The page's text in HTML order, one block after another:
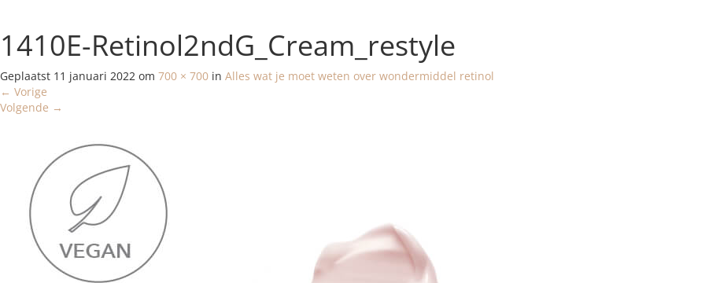
1410E-Retinol2ndG_Cream_restyle
Geplaatst 11 januari 2022 om 700 × 700 in Alles wat je moet weten over wondermiddel retinol
← Vorige
Volgende →